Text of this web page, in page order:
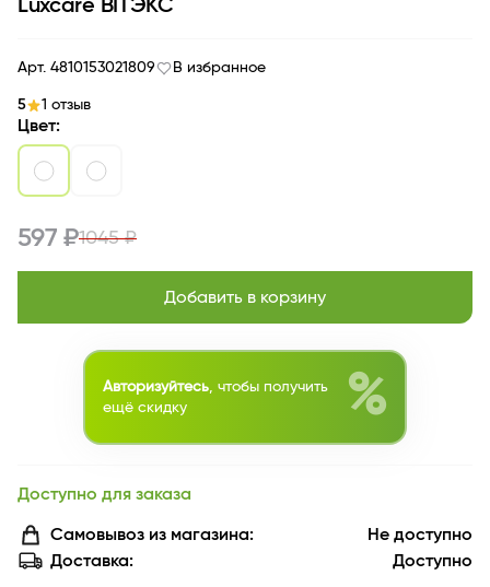
Luxcare BITЭКС
Арт. 4810153021809 В избранное
5 1 отзыв
Цвет:
597 ₽1045 ₽
Добавить в корзину
Авторизуйтесь , чтобы получить
ещё скидку
%
Доступно для заказа
Самовывоз из магазина:
Не доступно
Доставка:
Доступно